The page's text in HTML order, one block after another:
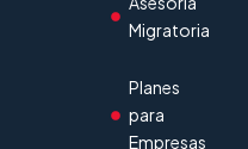
Migratoria
Planes
para
Empresas